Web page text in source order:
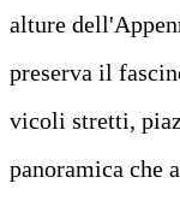
alture
preserva il
vicoli stretti,
panoramica che